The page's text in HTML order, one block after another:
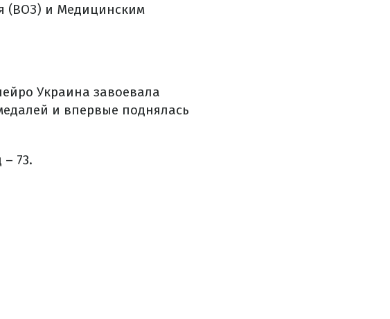
(ВОЗ) и Медицинским
Украина завоевала
и впервые поднялась
73.